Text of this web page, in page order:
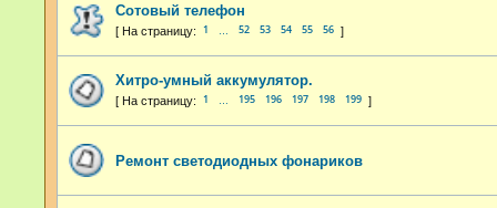
Сотовый телефон
1 52 53 54 55 56
Хитро-умный аккумулятор.
1 195 196 197 198 199
Ремонт светодиодных фонариков